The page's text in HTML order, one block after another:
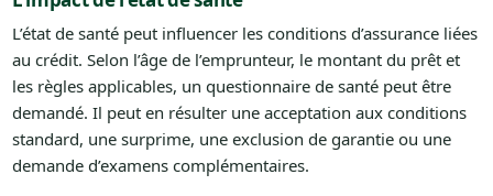
L’état de santé peut influencer les conditions d’assurance liées
au crédit. Selon l’âge de l’emprunteur, le montant du prêt et
les règles applicables, un questionnaire de santé peut être
demandé. Il peut en résulter une acceptation aux conditions
standard, une surprime, une exclusion de garantie ou une
demande d’examens complémentaires.